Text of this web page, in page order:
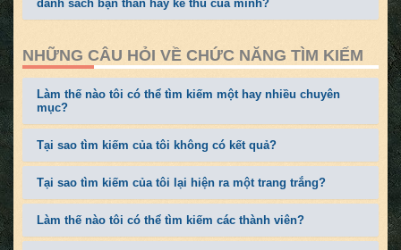
danh sách bạn thân hay kẻ thù của mình?
NHỮNG CÂU HỎI VỀ CHỨC NĂNG TÌM KIẾM
Làm thế nào tôi có thể tìm kiếm một hay nhiều chuyên
mục?
Tại sao tìm kiếm của tôi không có kết quả?
Tại sao tìm kiếm của tôi lại hiện ra một trang trắng?
Làm thế nào tôi có thể tìm kiếm các thành viên?